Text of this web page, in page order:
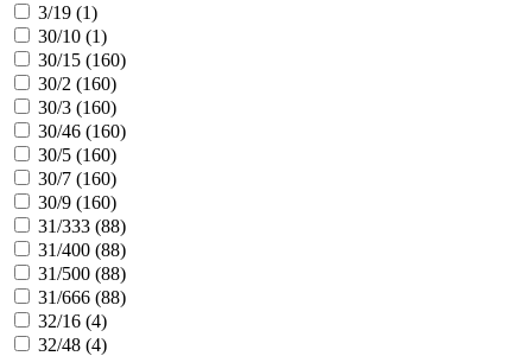
3/19 (1)
30/10 (1)
30/15 (160)
30/2 (160)
30/3 (160)
30/46 (160)
30/5 (160)
30/7 (160)
30/9 (160)
31/333 (88)
31/400 (88)
31/500 (88)
31/666 (88)
32/16 (4)
32/48 (4)